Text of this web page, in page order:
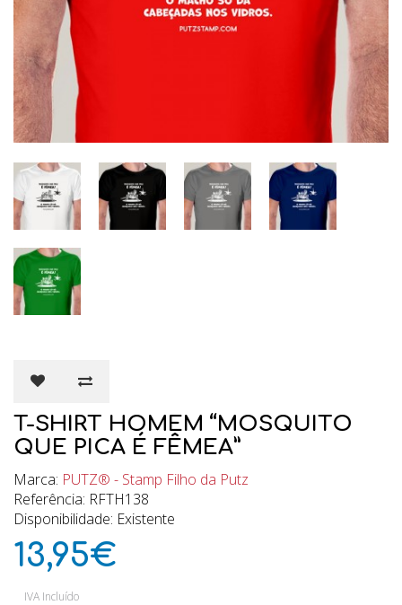
T-SHIRT HOMEM “MOSQUITO
QUE PICA É FÊMEA”
Marca: PUTZ® - Stamp Filho da Putz
Referência: RFTH138
Disponibilidade: Existente
13,95€
IVA Incluído